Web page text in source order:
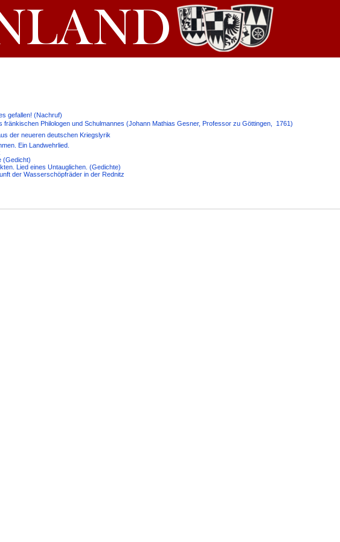
gefallen! (Nachruf)
fränkischen Philologen und Schulmannes (Johann Mathias Gesner, Professor zu Göttingen,  1761)
der neueren deutschen Kriegslyrik
Ein Landwehrlied.
(Gedicht)
Lied eines Untauglichen. (Gedichte)
der Wasserschöpfräder in der Rednitz